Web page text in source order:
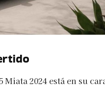
2024 está en su